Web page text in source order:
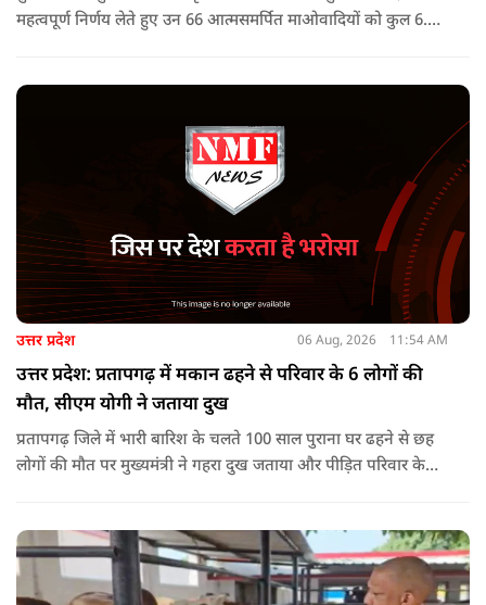
महत्वपूर्ण निर्णय लेते हुए उन 66 आत्मसमर्पित माओवादियों को कुल 6.60
उत्तर प्रदेश 06 Aug, 2026 11:54 AM
उत्तर प्रदेश: प्रतापगढ़ में मकान ढहने से परिवार के 6 लोगों की
मौत, सीएम योगी ने जताया दुख
प्रतापगढ़ जिले में भारी बारिश के चलते 100 साल पुराना घर ढहने से छह
लोगों की मौत पर मुख्यमंत्री ने गहरा दुख जताया और पीड़ित परिवार के